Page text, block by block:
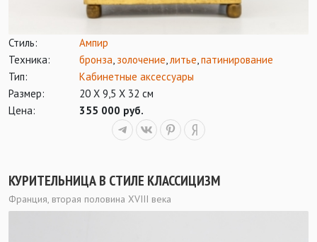
Стиль:
Ампир
Техника:
бронза, золочение,литье,патинирование
Тип:
Кабинетные аксессуары
Размер:
20 Х 9,5 Х 32 см
Цена:
355 000 руб.
КУРИТЕЛЬНИЦА В СТИЛЕ КЛАССИЦИЗМ
Франция, вторая половина XVIII века